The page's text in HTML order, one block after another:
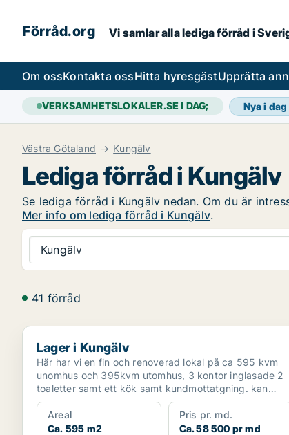
Förråd.org Vi samlar alla lediga förråd i
Om ossKontakta ossHitta hyresgästUpprätta
VERKSAMHETSLOKALER.SE I DAG; Nya i dag
Västra Götaland Kungälv
Lediga förråd i Kungälv
Se lediga förråd i Kungälv nedan. Om du är
Mer info om lediga förråd i Kungälv.
Kungälv
41 förråd
Lager i Kungälv
Lager i Kungälv
Här har vi en fin och renoverad lokal på ca 595 kvm
unomhus och 395kvm utomhus, 3 kontor inglasade 2
toaletter samt ett kök samt kundmottatgning. kan
hyras u...
Areal
Ca. 595 m2
Pris pr. md.
Ca. 58 500 pr md